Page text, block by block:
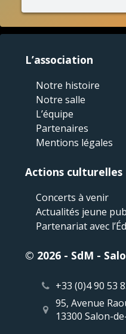
L’association
Notre histoire
Notre salle
L’équipe
Partenaires
Mentions légales
Actions culturelles
Concerts à venir
Actualités jeune
Partenariat avec
© 2026 - SdM -
+33 (0)4 90 53
95, Avenue
13300 Salon-